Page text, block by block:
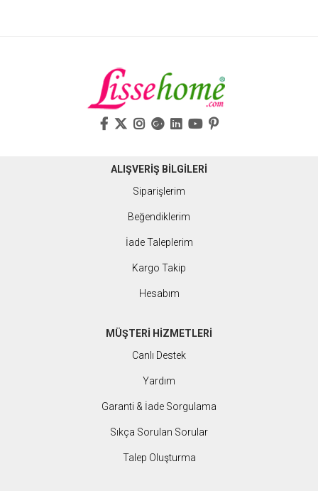
ALIŞVERİŞ BİLGİLERİ
Siparişlerim
Beğendiklerim
İade Taleplerim
Kargo Takip
Hesabım
MÜŞTERİ HİZMETLERİ
Canlı Destek
Yardım
Garanti & İade Sorgulama
Sıkça Sorulan Sorular
Talep Oluşturma